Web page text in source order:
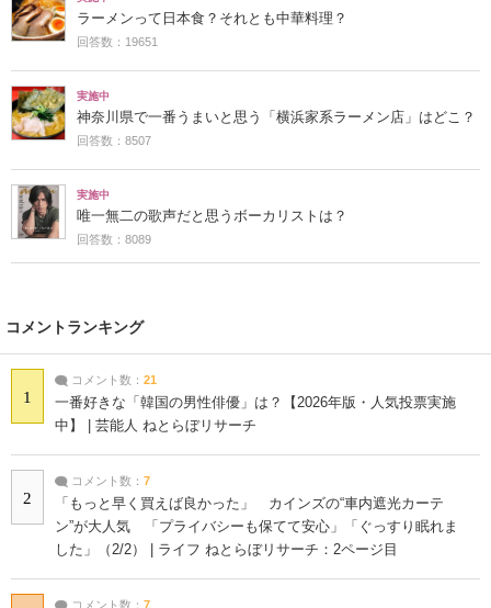
ラーメンって日本食？それとも中華料理？
回答数：19651
実施中
神奈川県で一番うまいと思う「横浜家系ラーメン店」はどこ？
回答数：8507
実施中
唯一無二の歌声だと思うボーカリストは？
回答数：8089
コメントランキング
1
コメント数： 21
一番好きな「韓国の男性俳優」は？【2026年版・人気投票実施
中】 | 芸能人 ねとらぼリサーチ
2
コメント数： 7
「もっと早く買えば良かった」 カインズの“車内遮光カーテ
ン”が大人気 「プライバシーも保てて安心」「ぐっすり眠れま
した」（2/2） | ライフ ねとらぼリサーチ：2ページ目
コメント数： 7